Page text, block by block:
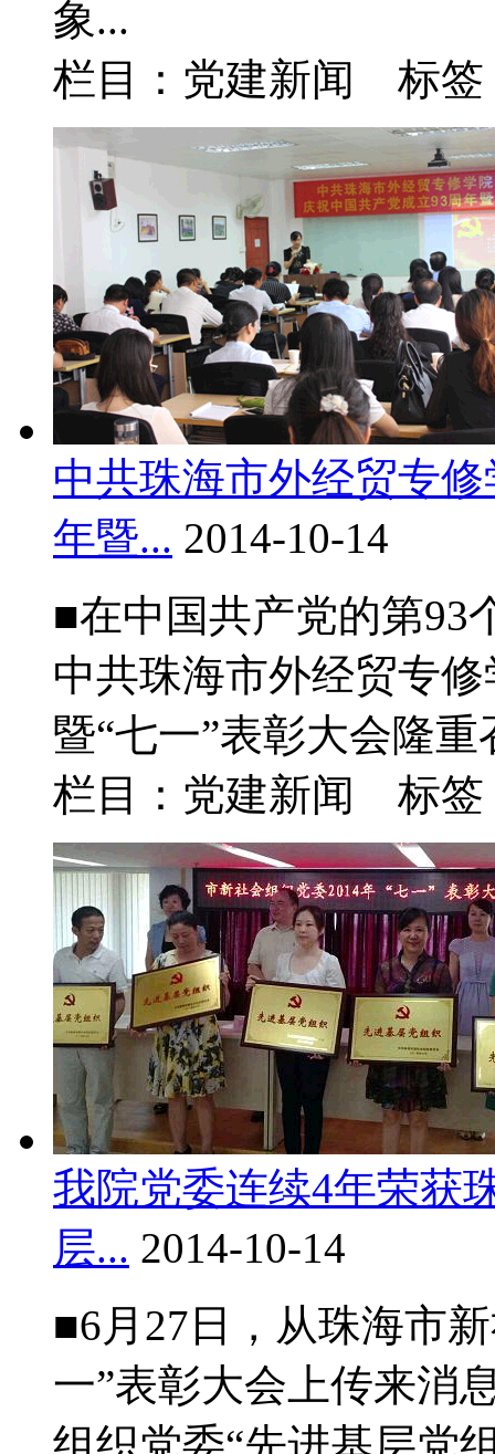
象...
栏目：党建新闻 标签
中共珠海市外经贸专
年暨... 2014-10-14
■在中国共产党的第93
中共珠海市外经贸专
暨“七一”表彰大会隆重
栏目：党建新闻 标签
我院党委连续4年荣获
层... 2014-10-14
■6月27日，从珠海市
一”表彰大会上传来消
组织党委“先进基层党